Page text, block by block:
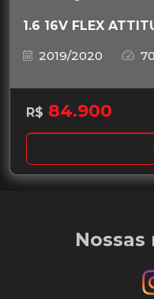
1.6 16V FLEX
2019/2020
R$ 84.900
Nossas